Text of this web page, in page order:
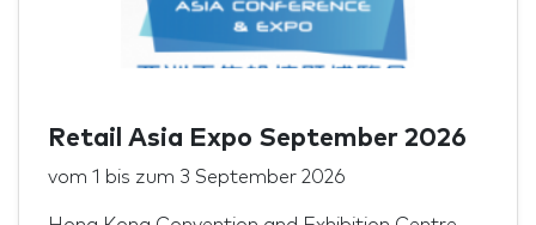
Retail Asia Expo September 2026
vom 1 bis zum 3 September 2026